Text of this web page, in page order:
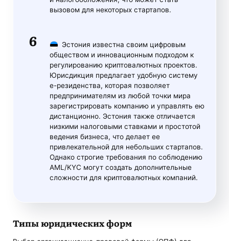
вызовом для некоторых стартапов.
Эстония известна своим цифровым
обществом и инновационным подходом к
регулированию криптовалютных проектов.
Юрисдикция предлагает удобную систему
e-резиденства, которая позволяет
предпринимателям из любой точки мира
зарегистрировать компанию и управлять ею
дистанционно. Эстония также отличается
низкими налоговыми ставками и простотой
ведения бизнеса, что делает ее
привлекательной для небольших стартапов.
Однако строгие требования по соблюдению
AML/KYC могут создать дополнительные
сложности для криптовалютных компаний.
Типы юридических форм